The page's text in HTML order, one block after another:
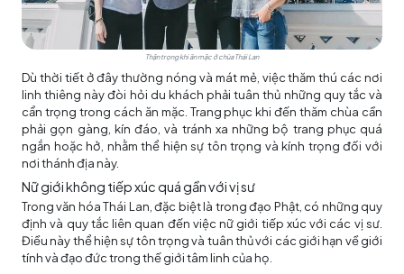
Thận trọng khi ăn mặc ở chùa Thái Lan
Dù thời tiết ở đây thường nóng và mát mẻ, việc thăm thú các nơi
linh thiêng này đòi hỏi du khách phải tuân thủ những quy tắc và
cẩn trọng trong cách ăn mặc. Trang phục khi đến thăm chùa cần
phải gọn gàng, kín đáo, và tránh xa những bộ trang phục quá
ngắn hoặc hở, nhằm thể hiện sự tôn trọng và kính trọng đối với
nơi thánh địa này.
Nữ giới không tiếp xúc quá gần với vị sư
Trong văn hóa Thái Lan, đặc biệt là trong đạo Phật, có những quy
định và quy tắc liên quan đến việc nữ giới tiếp xúc với các vị sư.
Điều này thể hiện sự tôn trọng và tuân thủ với các giới hạn về giới
tính và đạo đức trong thế giới tâm linh của họ.